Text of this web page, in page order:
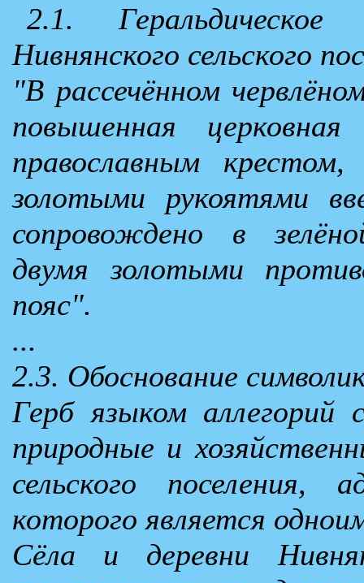
2.1.
Нивнянского сельского
"В рассечённом
повышенная
православным
золотыми рукоятями
сопровождено в
двумя золотыми
пояс".
...
2.3. Обоснование
Герб языком аллегорий
природные и
сельского поселения,
которого является
Сёла и деревни